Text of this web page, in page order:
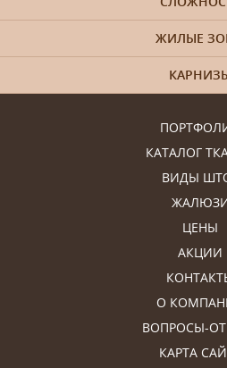
КАТАЛОГ
ВИДЫ
ЦЕНЫ
АКЦИИ
О
ВОПРОСЫ-
КАРТА
ЖИЛЫЕ